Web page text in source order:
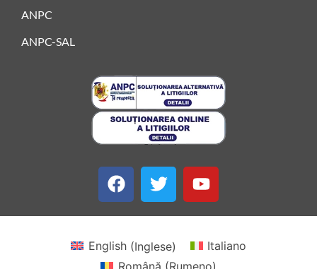
ANPC
ANPC-SAL
English(Inglese)
Italiano
Română (Rumeno)